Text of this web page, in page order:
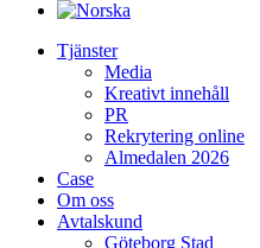
Tjänster
Media
Kreativt innehåll
PR
Rekrytering online
Almedalen 2026
Case
Om oss
Avtalskund
Göteborg Stad